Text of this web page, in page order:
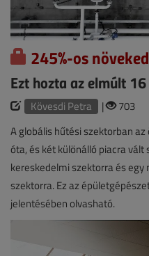
245%-os
Ezt hozta az elmúlt
Kövesdi Petra |
703
A globális hűtési szektorban
óta, és két különálló piacra
kereskedelmi szektorra és egy
szektorra. Ez az
jelentésében olvasható.